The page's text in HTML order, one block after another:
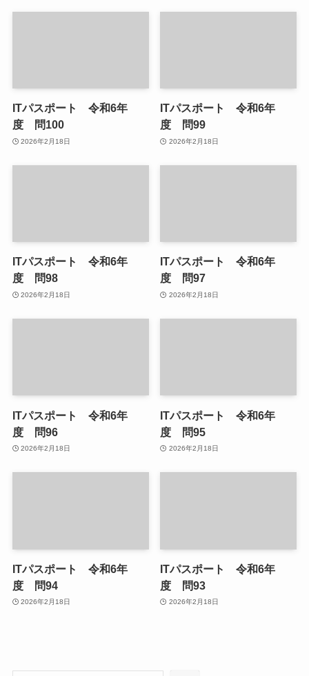
ITパスポート 令和6年
度 問100
2026年2月18日
ITパスポート 令和6年
度 問99
2026年2月18日
ITパスポート 令和6年
度 問98
2026年2月18日
ITパスポート 令和6年
度 問97
2026年2月18日
ITパスポート 令和6年
度 問96
2026年2月18日
ITパスポート 令和6年
度 問95
2026年2月18日
ITパスポート 令和6年
度 問94
2026年2月18日
ITパスポート 令和6年
度 問93
2026年2月18日